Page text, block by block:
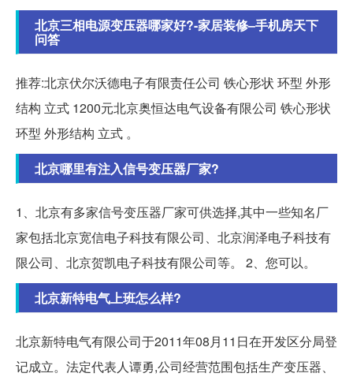
北京三相电源变压器哪家好?-家居装修–手机房天下
问答
推荐:北京伏尔沃德电子有限责任公司 铁心形状 环型 外形
结构 立式 1200元北京奥恒达电气设备有限公司 铁心形状
环型 外形结构 立式 。
北京哪里有注入信号变压器厂家?
1、北京有多家信号变压器厂家可供选择,其中一些知名厂
家包括北京宽信电子科技有限公司、北京润泽电子科技有
限公司、北京贺凯电子科技有限公司等。 2、您可以。
北京新特电气上班怎么样?
北京新特电气有限公司于2011年08月11日在开发区分局登
记成立。法定代表人谭勇,公司经营范围包括生产变压器、